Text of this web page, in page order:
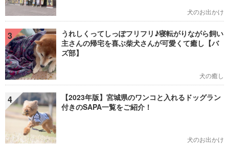
犬のお出かけ
3
うれしくってしっぽフリフリ♪寝転がりながら飼い
主さんの帰宅を喜ぶ柴犬さんが可愛くて癒し【バ
ズ部】
犬の癒し
4
【2023年版】宮城県のワンコと入れるドッグラン
付きのSAPA一覧をご紹介！
犬のお出かけ